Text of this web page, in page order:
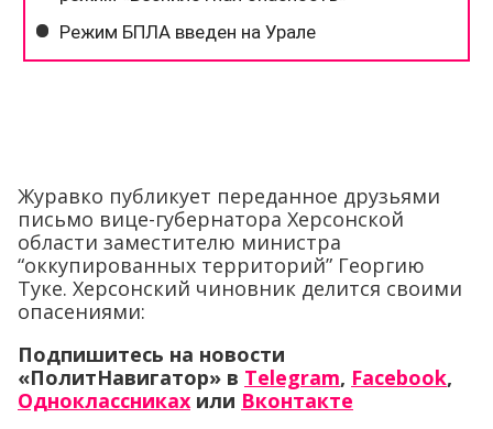
Журавко публикует переданное друзьями
письмо вице-губернатора Херсонской
области заместителю министра
“оккупированных территорий” Георгию
Туке. Херсонский чиновник делится своими
опасениями:
Подпишитесь на новости
«ПолитНавигатор» в Telegram, Facebook,
Одноклассниках или Вконтакте